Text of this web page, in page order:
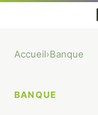
Accueil›Banque
BANQUE